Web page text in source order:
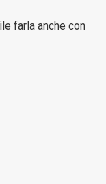
farla anche con